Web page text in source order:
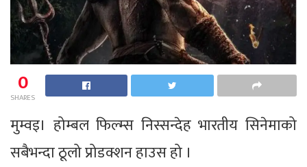
0
SHARES
मुम्वइ। होम्बल फिल्म्स निस्सन्देह भारतीय सिनेमाको
सबैभन्दा ठूलो प्रोडक्शन हाउस हो ।